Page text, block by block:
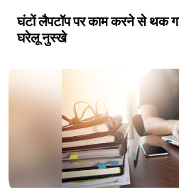
घंटों लैपटॉप पर काम करने से थक
घरेलू नुस्खे